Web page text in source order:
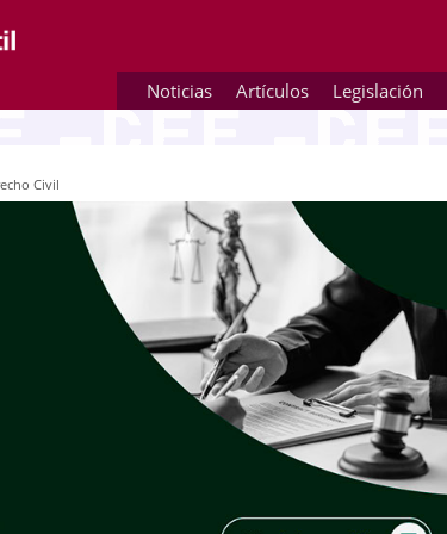
Noticias Artículos Legislación
Civil